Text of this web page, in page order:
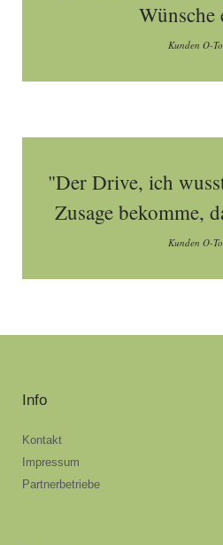
Wünsche
Kunden O-
"Der Drive, ich
Zusage bekomme,
Kunden O-
Info
Kontakt
Impressum
Partnerbetriebe